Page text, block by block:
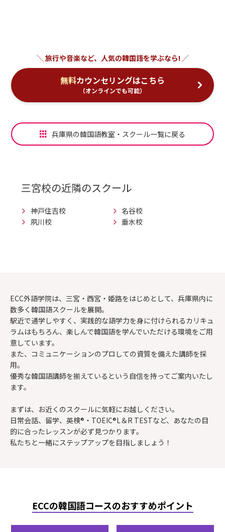
無料カウンセリングはこちら
（オンラインでも可能）
兵庫県の韓国語教室・スクール一覧に戻る
三宮校の近隣のスクール
神戸住吉校
名谷校
夙川校
垂水校
ECC外語学院は、 三宮 ・ 西宮 ・ 姫路をはじめとして、兵庫県内に
数多く韓国語スクールを展開。
駅近で通学しやすく、実践的な語学力を身に付けられるカリキュ
ラムはもちろん、 楽しんで韓国語を学んでいただける環境をご用
意しています。
また、コミュニケーションのプロしての資質を備えた講師を採
用。
優秀な韓国語講師を揃えているという自信を持ってご案内いたし
ます。
まずは、お近くのスクールに気軽にお越しください。
日常会話、留学、英検®・TOEIC®L＆R TESTなど、あなたの目
的に合ったレッスンが必ず見つかります。
私たちと一緒にステップアップを目指しましょう！
ECCの韓国語コースのおすすめポイント